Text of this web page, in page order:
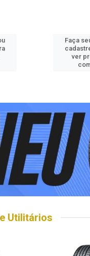
Faça
ver
Utilitários